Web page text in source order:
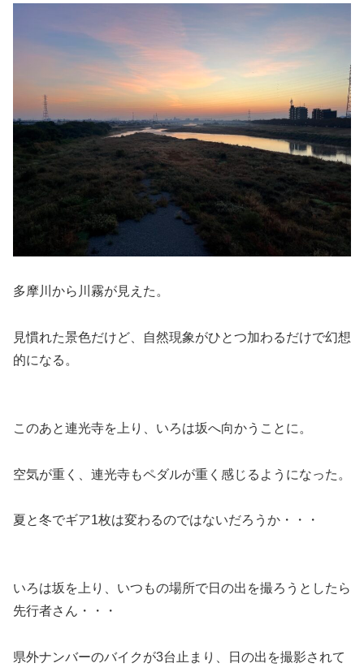
多摩川から川霧が見えた。
見慣れた景色だけど、自然現象がひとつ加わるだけで幻想
的になる。
このあと連光寺を上り、いろは坂へ向かうことに。
空気が重く、連光寺もペダルが重く感じるようになった。
夏と冬でギア1枚は変わるのではないだろうか・・・
いろは坂を上り、いつもの場所で日の出を撮ろうとしたら
先行者さん・・・
県外ナンバーのバイクが3台止まり、日の出を撮影されて